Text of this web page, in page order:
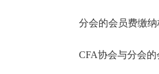
分会的会员费缴纳
CFA协会与分会的